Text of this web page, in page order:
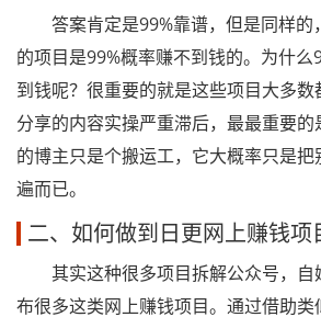
答案肯定是99%靠谱，但是同样的
的项目是99%概率赚不到钱的。为什么
到钱呢？很重要的就是这些项目大多数
分享的内容实操严重滞后，最最重要
的博主只是个搬运工，它大概率只是
遍而已。
二、如何做到日更网上赚钱项
其实这种很多项目拆解公众号，自
布很多这类网上赚钱项目。通过借助